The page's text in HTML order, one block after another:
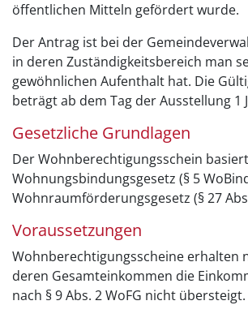
öffentlichen Mitteln gefördert wurde.
Der Antrag ist bei der
in deren Zuständigkeitsbereich man
gewöhnlichen Aufenthalt hat. Die
beträgt ab dem Tag der Ausstellung 1
Gesetzliche Grundlagen
Der Wohnberechtigungsschein
Wohnungsbindungsgesetz (§ 5
Wohnraumförderungsgesetz (§ 27
Voraussetzungen
Wohnberechtigungsscheine erhalten
deren Gesamteinkommen die
nach § 9 Abs. 2 WoFG nicht übersteigt.